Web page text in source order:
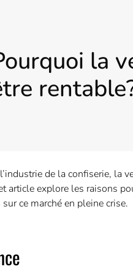
la
de la confiserie, la
article explore les raisons
ce marché en pleine crise.